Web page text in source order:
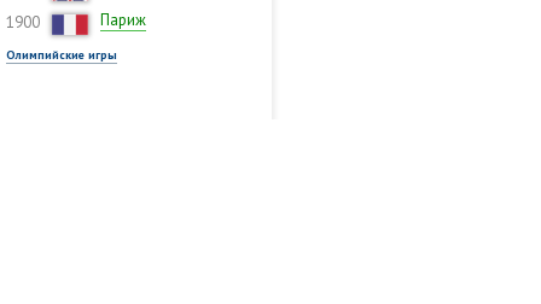
1900
Париж
Олимпийские игры